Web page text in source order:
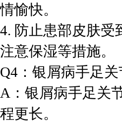
情愉快。
4. 防止患部皮肤受
注意保湿等措施。
Q4：银屑病手足
A：银屑病手足关
程更长。